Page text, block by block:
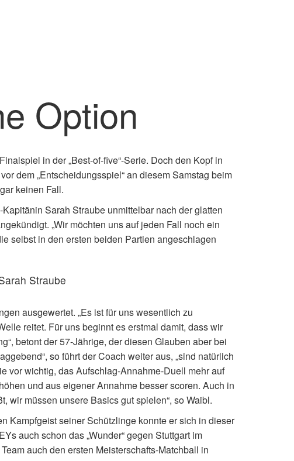
Option
in der „Best-of-five“-Serie. Doch den Kopf in
dem „Entscheidungsspiel“ an diesem Samstag beim
keinen Fall.
Sarah Straube unmittelbar nach der glatten
„Wir möchten uns auf jeden Fall noch ein
selbst in den ersten beiden Partien angeschlagen
Straube
ausgewertet. „Es ist für uns wesentlich zu
reitet. Für uns beginnt es erstmal damit, dass wir
betont der 57-Jährige, der diesen Glauben aber bei
so führt der Coach weiter aus, „sind natürlich
vor wichtig, das Aufschlag-Annahme-Duell mehr auf
und aus eigener Annahme besser scoren. Auch in
wir müssen unsere Basics gut spielen“, so Waibl.
Kampfgeist seiner Schützlinge konnte er sich in dieser
auch schon das „Wunder“ gegen Stuttgart im
auch den ersten Meisterschafts-Matchball in